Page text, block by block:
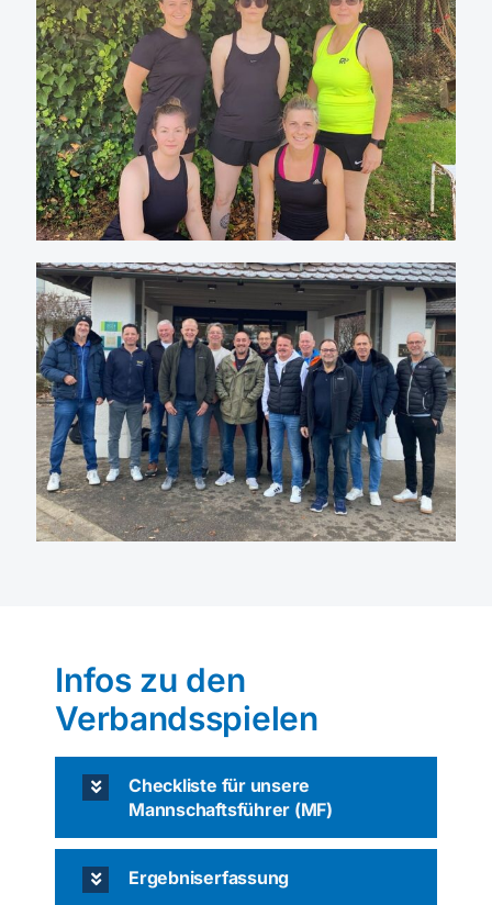
Infos zu den
Verbandsspielen
Checkliste für unsere
Mannschaftsführer (MF)
Ergebniserfassung